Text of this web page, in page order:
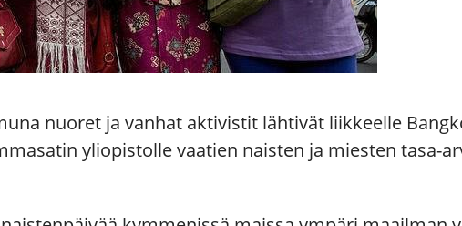
nuoret ja vanhat aktivistit lähtivät liikkeelle
yliopistolle vaatien naisten ja miesten tasa-